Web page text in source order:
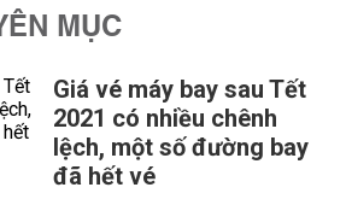
MỤC
Giá vé máy bay sau Tết
2021 có nhiều chênh
lệch, một số đường bay
đã hết vé